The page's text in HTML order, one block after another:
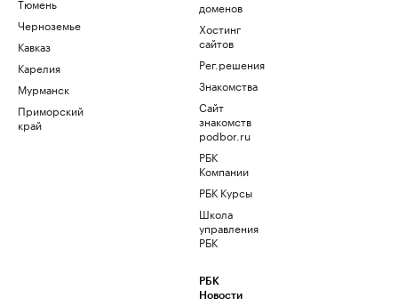
Черноземье
Кавказ
Карелия
Мурманск
Приморский
край
доменов
Хостинг
сайтов
Рег.решения
Знакомства
Сайт
знакомств
podbor.ru
РБК
Компании
РБК Курсы
Школа
управления
РБК
РБК
Новости